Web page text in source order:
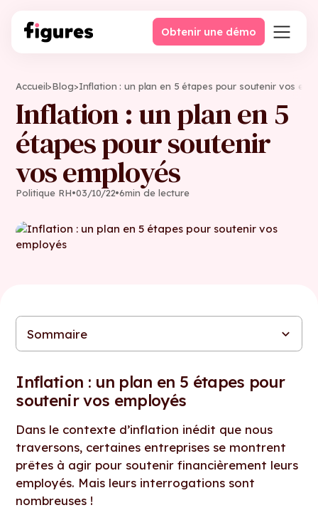
Obtenir une démo
Accueil>Blog>Inflation : un plan en 5 étapes pour soutenir vos
Inflation : un plan en 5
étapes pour soutenir
vos employés
Politique RH•03/10/22•6min de lecture
Sommaire
proposés
transparence
évolutive
l'alignement
Inflation : un plan en 5 étapes pour
soutenir vos employés
Dans le contexte d’inflation inédit que nous
traversons, certaines entreprises se montrent
prêtes à agir pour soutenir financièrement leurs
employés. Mais leurs interrogations sont
nombreuses !